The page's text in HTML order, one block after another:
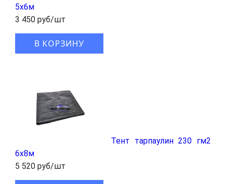
5x6м
3 450 руб/шт
В КОРЗИНУ
Тент тарпаулин 230 гм2
6x8м
5 520 руб/шт